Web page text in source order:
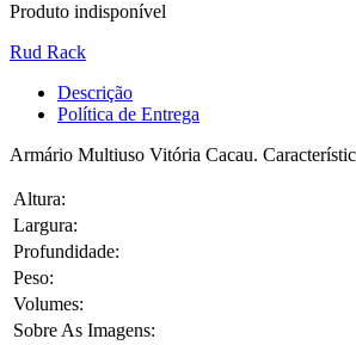
Produto indisponível
Rud Rack
Descrição
Política de Entrega
Armário Multiuso Vitória Cacau.
Altura:
Largura:
Profundidade:
Peso:
Volumes:
Sobre As Imagens: